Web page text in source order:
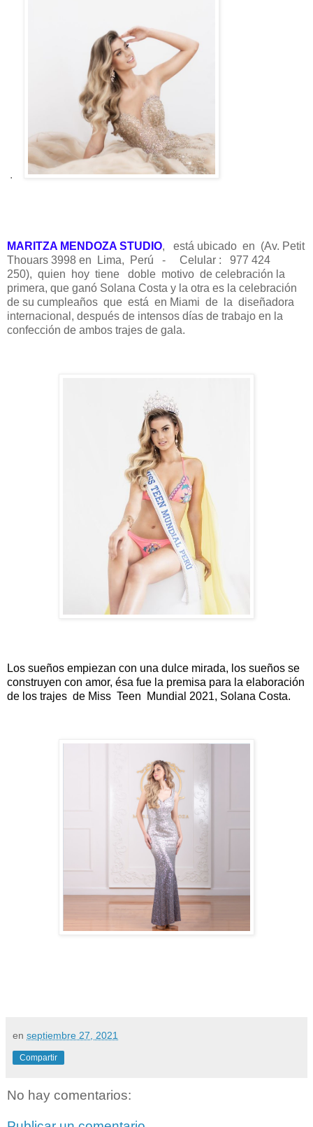
.
MARITZA MENDOZA STUDIO, está ubicado en (Av. Petit
Thouars 3998 en Lima, Perú -
Celular : 977 424
250), quien hoy tiene doble motivo de celebración la
primera, que ganó Solana Costa y la otra es la celebración
de su cumpleaños que está en Miami de la diseñadora
internacional, después de intensos días de trabajo en la
confección de ambos trajes de gala.
Los sueños empiezan con una dulce mirada, los sueños se
construyen con amor, ésa fue la premisa para la elaboración
de los trajes  de Miss  Teen  Mundial 2021, Solana Costa.
en septiembre 27, 2021
Compartir
No hay comentarios: